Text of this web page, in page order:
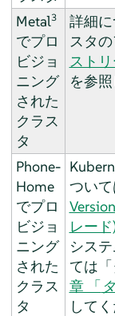
Metal3
でプロ
ビジョ
ニング
された
クラス
タ
詳細
スタ
スト
を参照
Phone-
Home
でプロ
ビジョ
ニング
された
クラス
タ
つい
レード
シス
ては
章 「
してく